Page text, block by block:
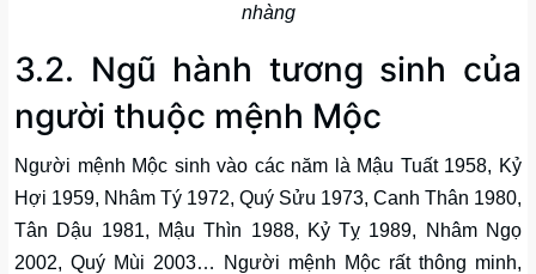
nhàng
3.2. Ngũ hành tương sinh của
người thuộc mệnh Mộc
Người mệnh Mộc sinh vào các năm là Mậu Tuất 1958, Kỷ
Hợi 1959, Nhâm Tý 1972, Quý Sửu 1973, Canh Thân 1980,
Tân Dậu 1981, Mậu Thìn 1988, Kỷ Tỵ 1989, Nhâm Ngọ
2002, Quý Mùi 2003… Người mệnh Mộc rất thông minh,